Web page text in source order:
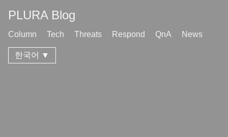
PLURA Blog
Column Tech Threats Respond QnA News
한국어 ▼